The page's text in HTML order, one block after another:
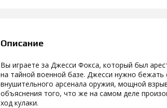
Описание
Вы играете за Джесси Фокса, который был
на тайной военной базе. Джесси нужно
внушительного арсенала оружия, мощной
объяснения того, что же на самом деле
ход кулаки.